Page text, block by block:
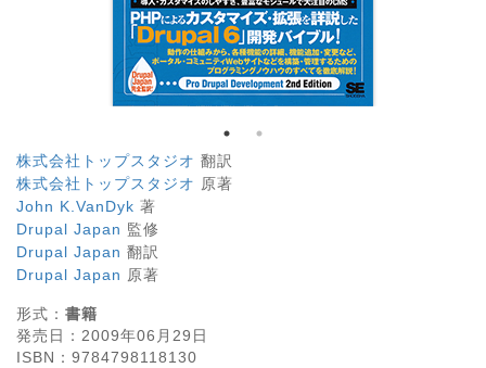
株式会社トップスタジオ 翻訳
株式会社トップスタジオ 原著
John K.VanDyk 著
Drupal Japan 監修
Drupal Japan 翻訳
Drupal Japan 原著
形式： 書籍
発売日： 2009年06月29日
ISBN： 9784798118130